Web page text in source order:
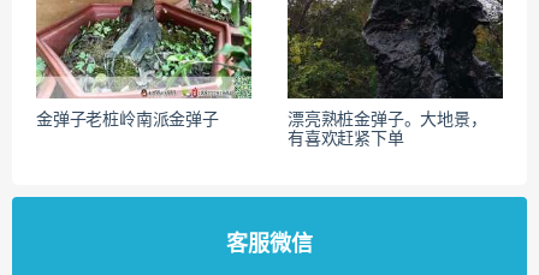
金弹子老桩岭南派金弹子
漂亮熟桩金弹子。大地景，
有喜欢赶紧下单
客服微信